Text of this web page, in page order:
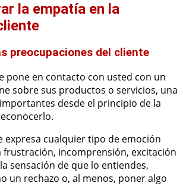
la empatía en la
preocupaciones del cliente
pone en contacto con usted con un
sobre sus productos o servicios, una
desde el principio de la
expresa cualquier tipo de emoción
frustración, incomprensión, excitación
sensación de que lo entiendes,
un rechazo o, al menos, poner algo